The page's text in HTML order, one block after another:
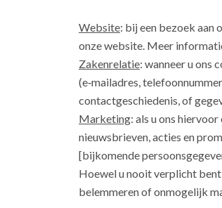
Website: bij een bezoek aan
onze website. Meer
Zakenrelatie: wanneer u ons
(e‑mailadres,
contactgeschiedenis, of
Marketing: als u ons
nieuwsbrieven, acties en
[bijkomende
Hoewel u nooit verplicht bent
belemmeren of onmogelijk